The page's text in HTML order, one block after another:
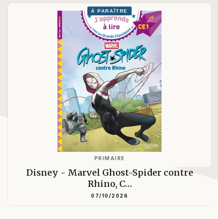
À PARAÎTRE
PRIMAIRE
Disney - Marvel Ghost-Spider contre
Rhino, C…
07/10/2026